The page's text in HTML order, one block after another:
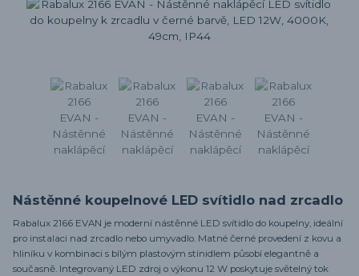
Nástěnné koupelnové LED svítidlo nad zrcadlo
Rabalux 2166 EVAN je moderní nástěnné LED svítidlo do koupelny, ideální
pro instalaci nad zrcadlo nebo umyvadlo. Matné černé provedení z kovu a
hliníku v kombinaci s bílým plastovým stínidlem působí elegantně a
současně. Integrovaný LED zdroj o výkonu 12 W poskytuje světelný tok